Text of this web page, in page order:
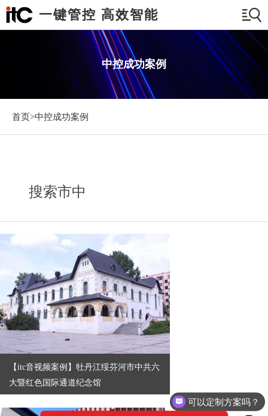
一键管控 高效智能
中控成功案例
首页>中控成功案例
搜索市中
【itc音视频案例】牡丹江绥芬河市中共六
大暨红色国际通道纪念馆
可以定制方案吗？